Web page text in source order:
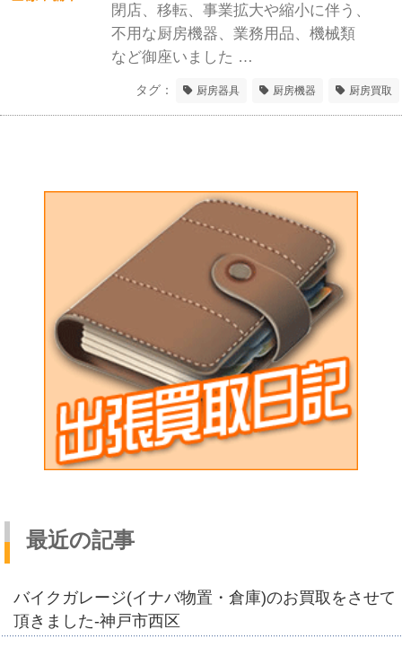
閉店、移転、事業拡大や縮小に伴う、
不用な厨房機器、業務用品、機械類
など御座いました …
タグ： 厨房器具 厨房機器 厨房買取
最近の記事
バイクガレージ(イナバ物置・倉庫)のお買取をさせて
頂きました-神戸市西区